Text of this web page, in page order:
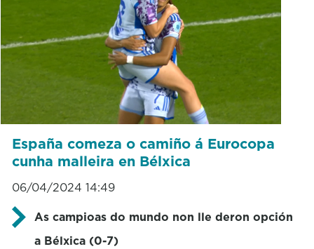
España comeza o camiño á Eurocopa
cunha malleira en Bélxica
06/04/2024 14:49
As campioas do mundo non lle deron opción
a Bélxica (0-7)